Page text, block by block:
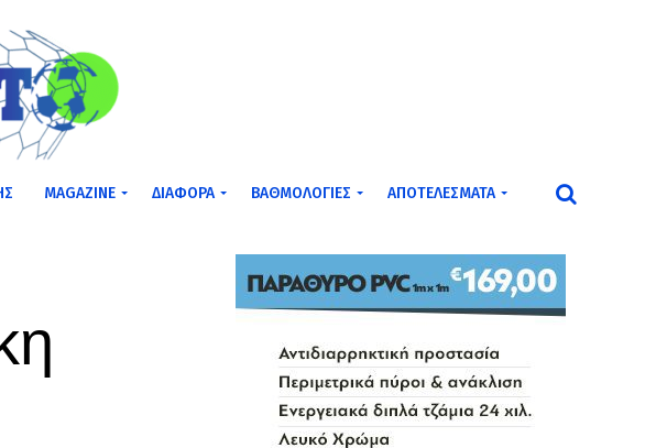
MAGAZINE ΔΙΆΦΟΡΑ ΒΑΘΜΟΛΟΓΊΕΣ ΑΠΟΤΕΛΈΣΜΑΤΑ